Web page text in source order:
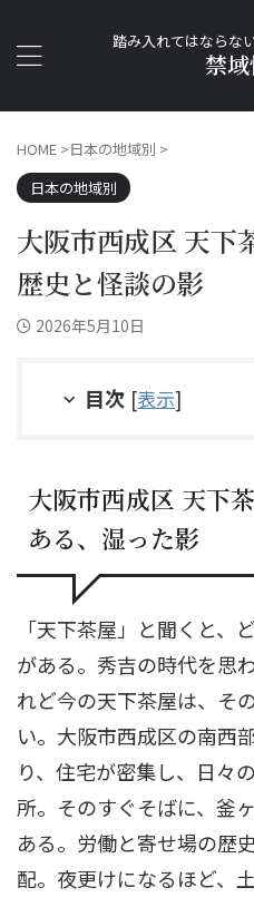
踏み入れてはならな
禁
HOME >日本の地域別 >
日本の地域別
大阪市西成区 天下
歴史と怪談の影
2026年5月10日
目次 [表示]
大阪市西成区 天下茶
ある、湿った影
「天下茶屋」と聞くと、
がある。秀吉の時代を思
れど今の天下茶屋は、そ
い。大阪市西成区の南西
り、住宅が密集し、日々
所。そのすぐそばに、釜
ある。労働と寄せ場の歴
配。夜更けになるほど、